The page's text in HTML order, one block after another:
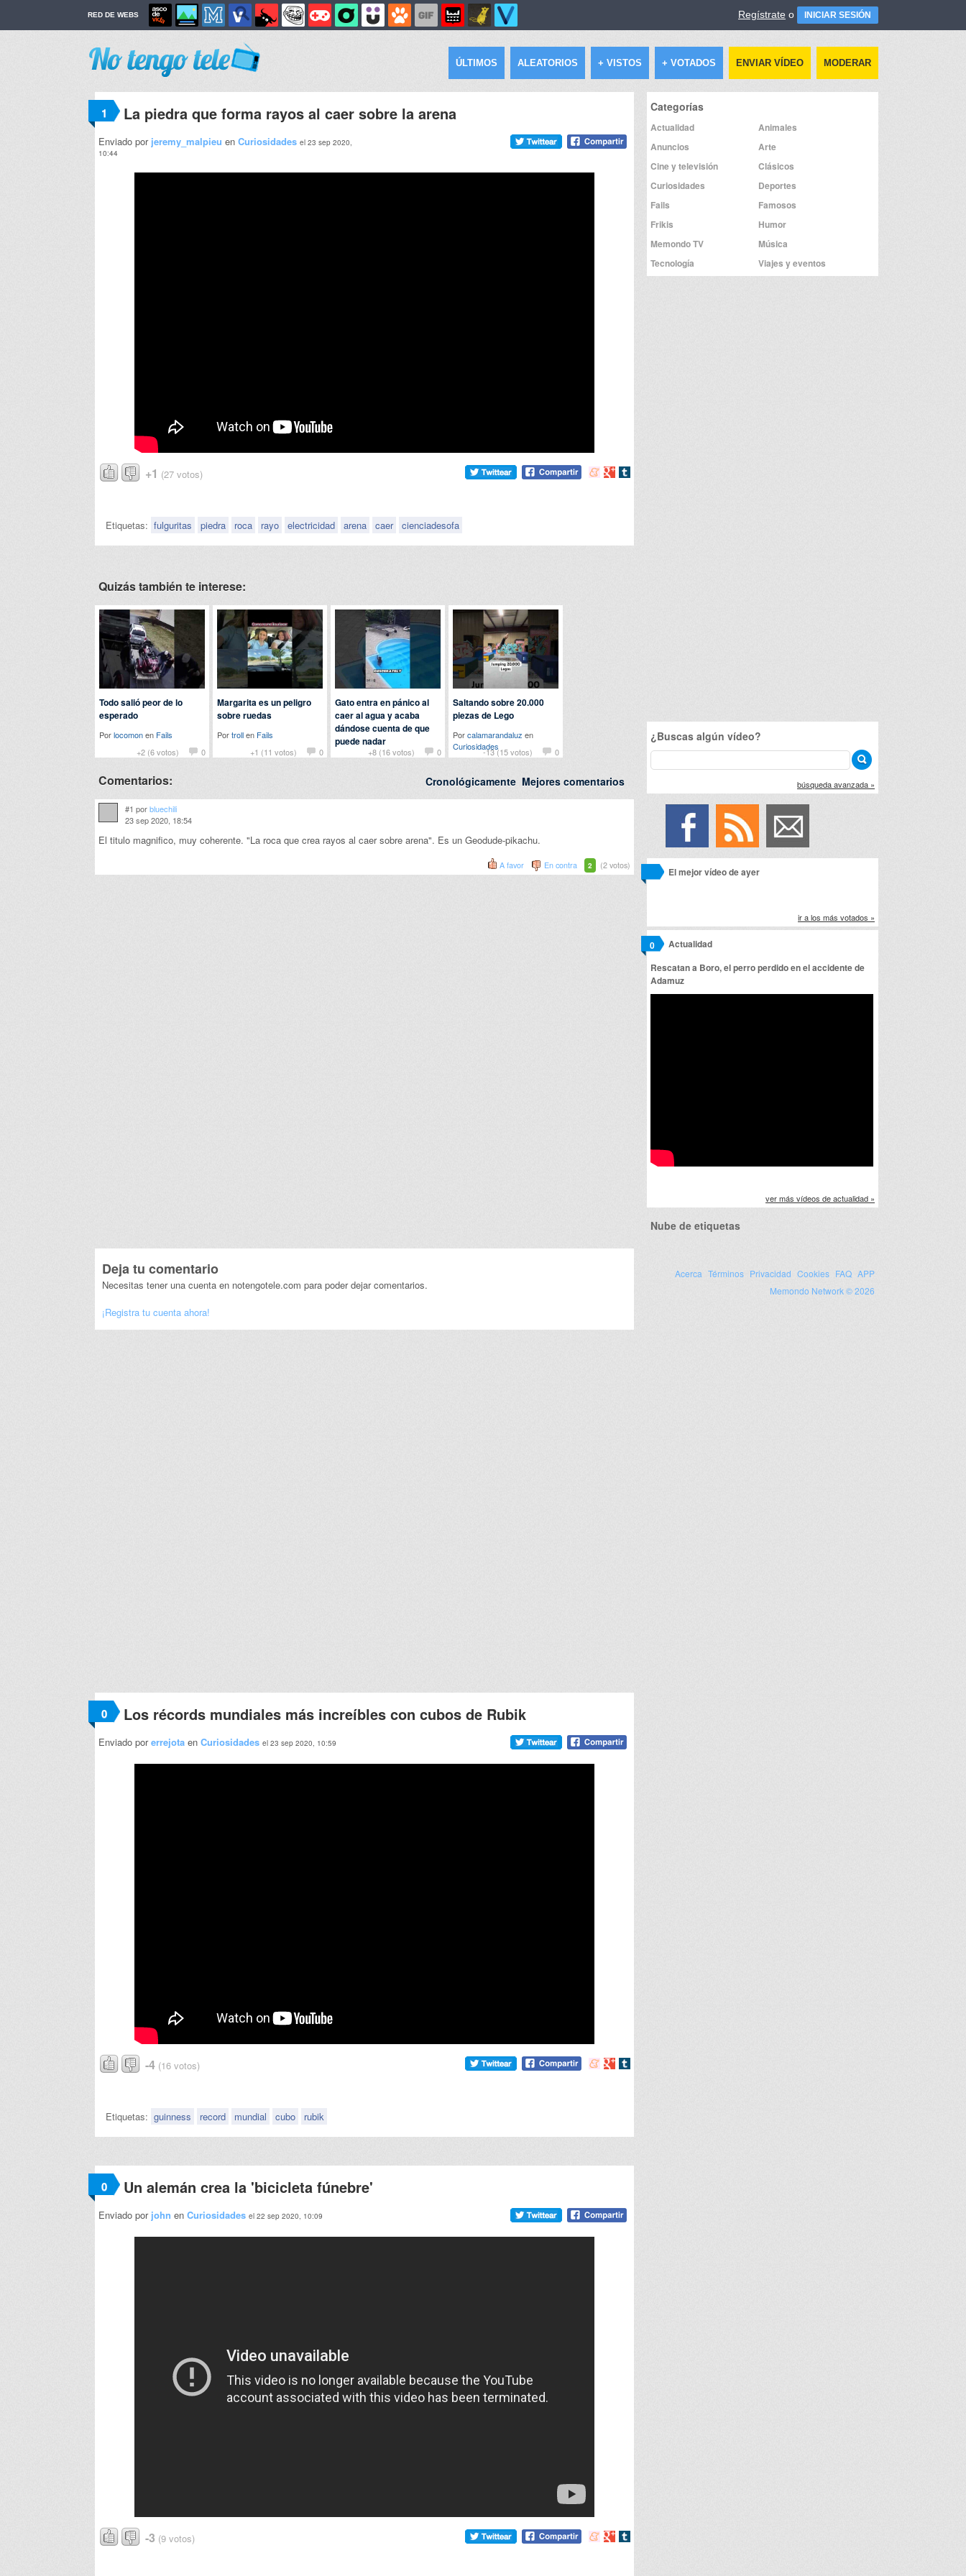
RED DE WEBS Regístrate o INICIAR SESIÓN
ÚLTIMOS ALEATORIOS + VISTOS + VOTADOS ENVIAR VÍDEO MODERAR
1 La piedra que forma rayos al caer sobre la arena
Enviado por jeremy_malpieu en Curiosidades el 23 sep 2020,
10:44
+1 (27 votos)
Compartir
Compartir
Compartir
Etiquetas: fulguritas piedra roca rayo electricidad arena caer cienciadesofa
Quizás también te interese:
+2 (6 votos) 0
Todo salió peor de lo
esperado
Porlocomonen Fails
+1 (11 votos)
0
Margarita es un peligro
sobre ruedas
Portrollen Fails
+8 (16 votos)
0
Gato entra en pánico al
caer al agua y acaba
dándose cuenta de que
puede nadar
PorBabaenAnimales
-13 (15 votos) 0
Saltando sobre 20.000
piezas de Lego
Porcalamarandaluz en
Curiosidades
Comentarios: Mejores comentarios
Cronológicamente
#1 porbluechili
23 sep 2020, 18:54
El titulo magnifico, muy coherente. "La roca que crea rayos al caer sobre arena". Es un Geodude-pikachu.
A favor En contra 2 (2 votos)
Deja tu comentario
Necesitas tener una cuenta en notengotele.com para poder dejar comentarios.
¡Registra tu cuenta ahora!
0 Los récords mundiales más increíbles con cubos de Rubik
Enviado porerrejota en Curiosidades el 23 sep 2020, 10:59
-4 (16 votos)
Compartir
Compartir
Compartir
Etiquetas: guinness record mundial cubo rubik
0 Un alemán crea la 'bicicleta fúnebre'
Enviado por john en Curiosidades el 22 sep 2020, 10:09
-3 (9 votos)
Compartir
Compartir
Compartir
Categorías
Actualidad
Animales
Anuncios
Arte
Cine y televisión
Clásicos
Curiosidades
Deportes
Fails
Famosos
Frikis
Humor
Memondo TV
Música
Tecnología
Viajes y eventos
¿Buscas algún vídeo?
búsqueda avanzada »
El mejor vídeo de ayer
ir a los más votados »
Actualidad
0
Rescatan a Boro, el perro perdido en el accidente de
Adamuz
ver más vídeos de actualidad »
Nube de etiquetas
Acerca Términos Privacidad Cookies FAQ APP
Memondo Network © 2026